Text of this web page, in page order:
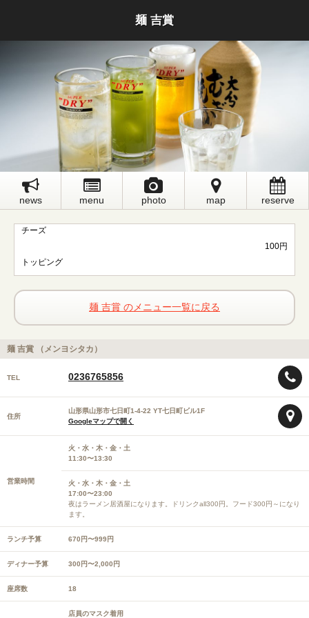
麺 吉賞
news menu photo map reserve
チーズ
100円
トッピング
麺 吉賞 のメニュー一覧に戻る
麺 吉賞 （メンヨシタカ）
TEL 0236765856
住所
山形県山形市七日町1-4-22 YT七日町ビル1F
Googleマップで開く
営業時間
火・水・木・金・土
11:30〜13:30
火・水・木・金・土
17:00〜23:00
夜はラーメン居酒屋になります。ドリンクall300円。フード300円～になり
ます。
ランチ予算 670円〜999円
ディナー予算 300円〜2,000円
座席数 18
店員のマスク着用